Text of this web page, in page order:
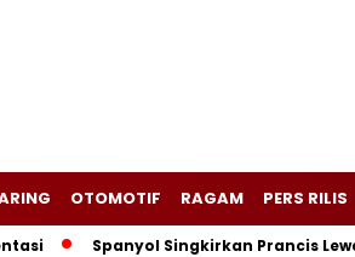
OTOMOTIF RAGAM PERS RILIS
Spanyol Singkirkan Prancis Lewat